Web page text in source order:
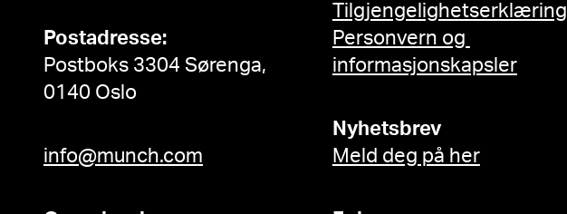
Postadresse:
Postboks 3304 Sørenga,
0140 Oslo
info@munch.com
Tilgjengelighetserklæring
Personvern og
informasjonskapsler
Nyhetsbrev
Meld deg på her